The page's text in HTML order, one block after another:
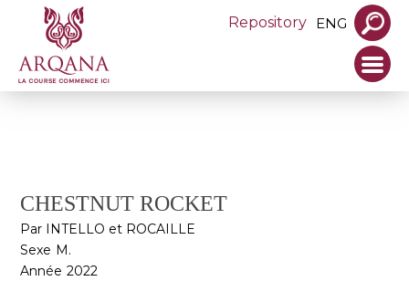
Repository ENG
CHESTNUT ROCKET
Par INTELLO et ROCAILLE
Sexe M.
Année 2022